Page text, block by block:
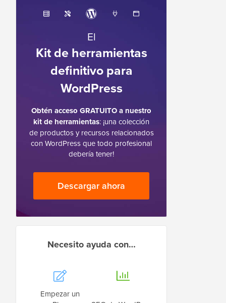
El
Kit de herramientas
definitivo para
WordPress
Obtén acceso GRATUITO a nuestro
kit de herramientas: ¡una colección
de productos y recursos relacionados
con WordPress que todo profesional
debería tener!
Descargar ahora
Necesito ayuda con…
Empezar un